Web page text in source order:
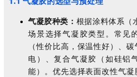
气凝胶种类： 根据涂料体系（
场景选择气凝胶类型。常见
（性价比高，保温性好）、
电）、复合气凝胶（如硅铝
能）。优先选择表面改性气